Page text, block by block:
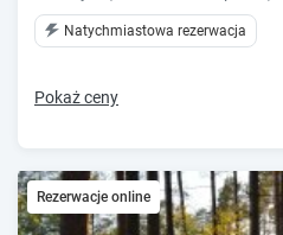
Natychmiastowa rezerwacja
Pokaż ceny
Rezerwacje online